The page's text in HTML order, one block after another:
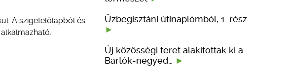
A szigetelőlapból és
Üzbegisztáni útinaplómból, 1. rész
Új közösségi teret alakítottak ki a
Bartók-negyed…